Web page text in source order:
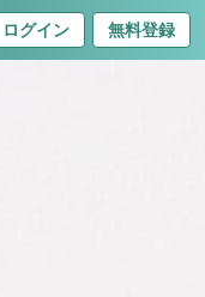
ログイン 無料登録